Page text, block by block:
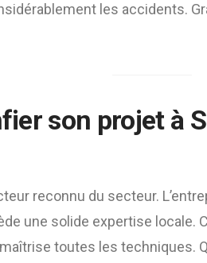
les accidents.
son projet à
reconnu du secteur.
une solide expertise
maîtrise toutes les techniques.